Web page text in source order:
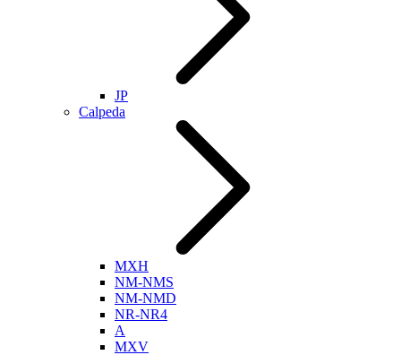
JP
Calpeda
MXH
NM-NMS
NM-NMD
NR-NR4
A
MXV